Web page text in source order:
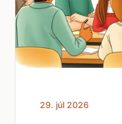
29. júl 2026